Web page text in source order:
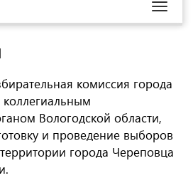
комиссия города
коллегиальным
Вологодской области,
и проведение выборов
города Череповца